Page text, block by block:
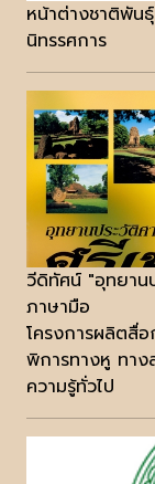
หน้าต่างชาติพันธุ์
นิทรรศการ
วีดิทัศน์ "อุทยาน
ภาษามือ
โครงการผลิตสื่
พิการทางหู ทาง
ความรู้ทั่วไป